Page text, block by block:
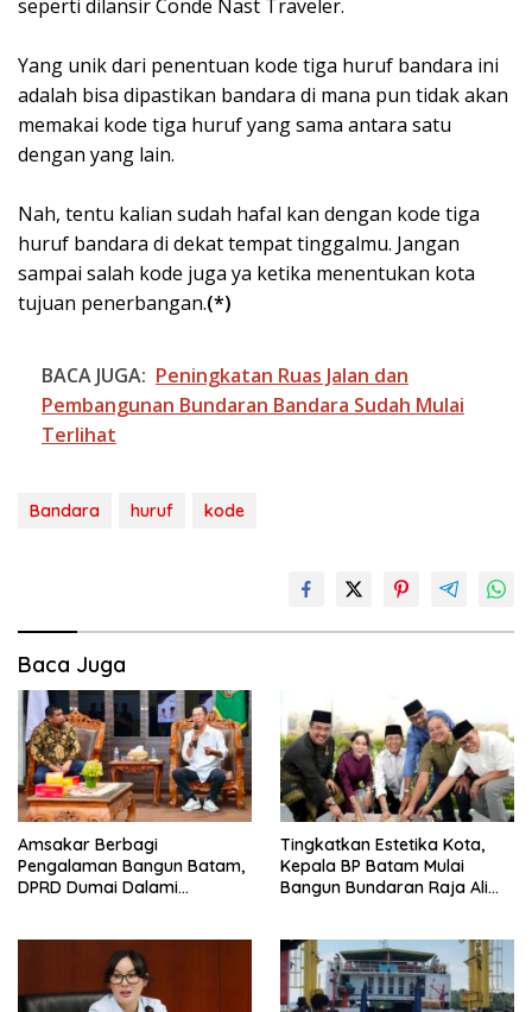
seperti dilansir Conde Nast Traveler.
Yang unik dari penentuan kode tiga huruf bandara ini
adalah bisa dipastikan bandara di mana pun tidak akan
memakai kode tiga huruf yang sama antara satu
dengan yang lain.
Nah, tentu kalian sudah hafal kan dengan kode tiga
huruf bandara di dekat tempat tinggalmu. Jangan
sampai salah kode juga ya ketika menentukan kota
tujuan penerbangan.(*)
BACA JUGA: Peningkatan Ruas Jalan dan
Pembangunan Bundaran Bandara Sudah Mulai
Terlihat
Bandara huruf kode
Baca Juga
Amsakar Berbagi
Pengalaman Bangun Batam,
DPRD Dumai Dalami
Tingkatkan Estetika Kota,
Kepala BP Batam Mulai
Bangun Bundaran Raja Ali